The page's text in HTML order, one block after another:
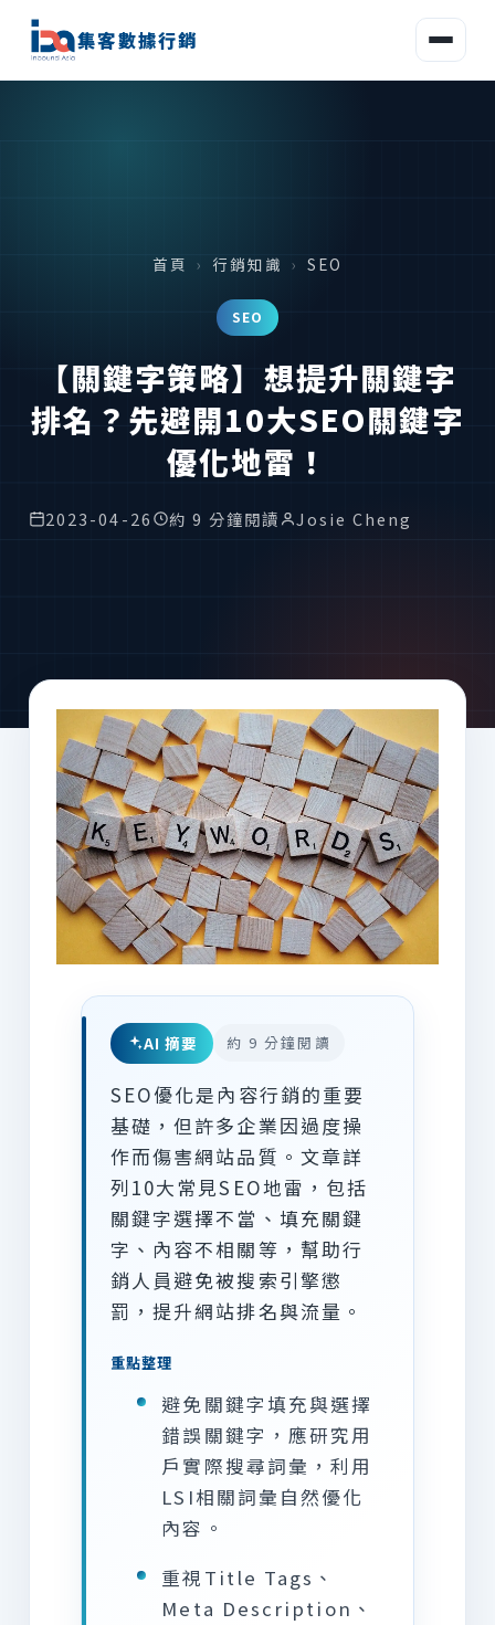
集客數據行銷
首頁 › 行銷知識 › SEO
SEO
【關鍵字策略】想提升關鍵字
排名？先避開10大SEO關鍵字
優化地雷！
2023-04-26 約 9 分鐘閱讀 Josie Cheng
AI 摘要 約 9 分鐘閱讀
SEO優化是內容行銷的重要
基礎，但許多企業因過度操
作而傷害網站品質。文章詳
列10大常見SEO地雷，包括
關鍵字選擇不當、填充關鍵
字、內容不相關等，幫助行
銷人員避免被搜索引擎懲
罰，提升網站排名與流量。
重點整理
避免關鍵字填充與選擇
錯誤關鍵字，應研究用
戶實際搜尋詞彙，利用
LSI相關詞彙自然優化
內容。
重視Title Tags、
Meta Description、